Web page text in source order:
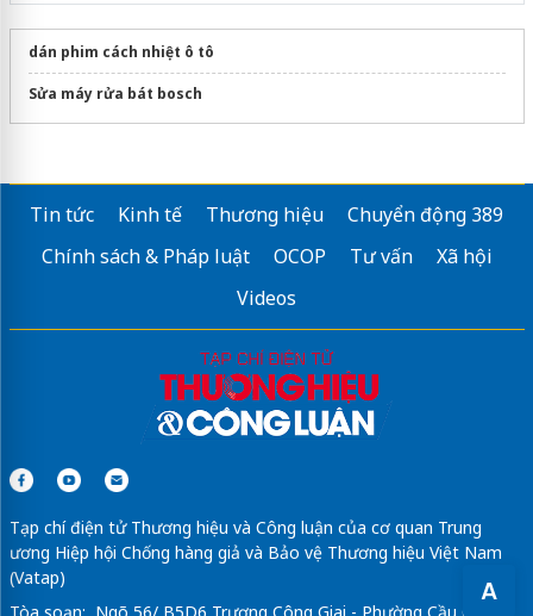
A
dán phim cách nhiệt ô tô
Sửa máy rửa bát bosch
Tin tức Kinh tế Thương hiệu
Chuyển động 389
Chính sách & Pháp luật
OCOP Tư vấn
Xã hội
Videos
Tạp chí điện tử Thương hiệu và Công luận của cơ quan Trung
ương Hiệp hội Chống hàng giả và Bảo vệ Thương hiệu Việt Nam
(Vatap)